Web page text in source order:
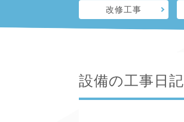
改修工事
設備の工事日記